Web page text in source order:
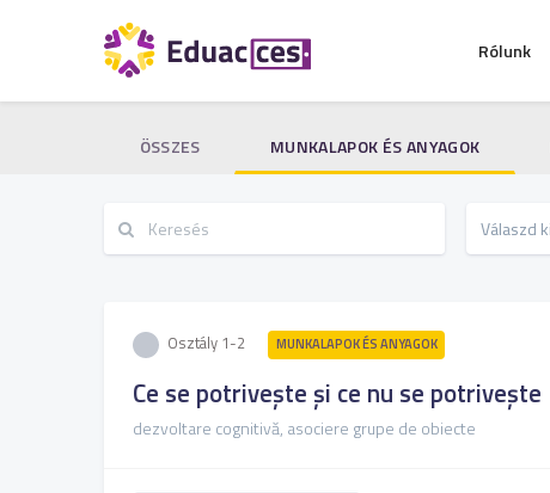
Rólunk
ÖSSZES MUNKALAPOK ÉS ANYAGOK
Osztály 1-2 MUNKALAPOK ÉS ANYAGOK
Ce se potrivește și ce nu se potrivește
dezvoltare cognitivă, asociere grupe de obiecte